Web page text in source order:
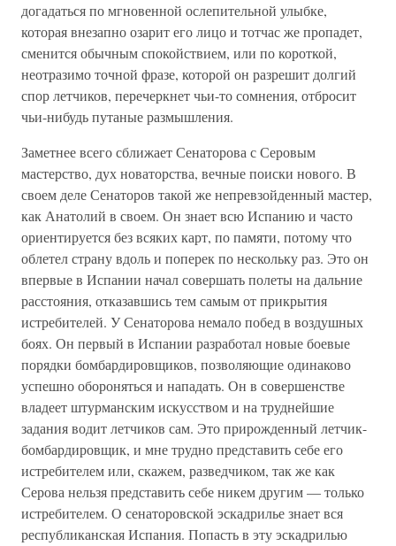
догадаться по мгновенной ослепительной улыбке,
которая внезапно озарит его лицо и тотчас же пропадет,
сменится обычным спокойствием, или по короткой,
неотразимо точной фразе, которой он разрешит долгий
спор летчиков, перечеркнет чьи-то сомнения, отбросит
чьи-нибудь путаные размышления.
Заметнее всего сближает Сенаторова с Серовым
мастерство, дух новаторства, вечные поиски нового. В
своем деле Сенаторов такой же непревзойденный мастер,
как Анатолий в своем. Он знает всю Испанию и часто
ориентируется без всяких карт, по памяти, потому что
облетел страну вдоль и поперек по нескольку раз. Это он
впервые в Испании начал совершать полеты на дальние
расстояния, отказавшись тем самым от прикрытия
истребителей. У Сенаторова немало побед в воздушных
боях. Он первый в Испании разработал новые боевые
порядки бомбардировщиков, позволяющие одинаково
успешно обороняться и нападать. Он в совершенстве
владеет штурманским искусством и на труднейшие
задания водит летчиков сам. Это прирожденный летчик-
бомбардировщик, и мне трудно представить себе его
истребителем или, скажем, разведчиком, так же как
Серова нельзя представить себе никем другим — только
истребителем. О сенаторовской эскадрилье знает вся
республиканская Испания. Попасть в эту эскадрилью